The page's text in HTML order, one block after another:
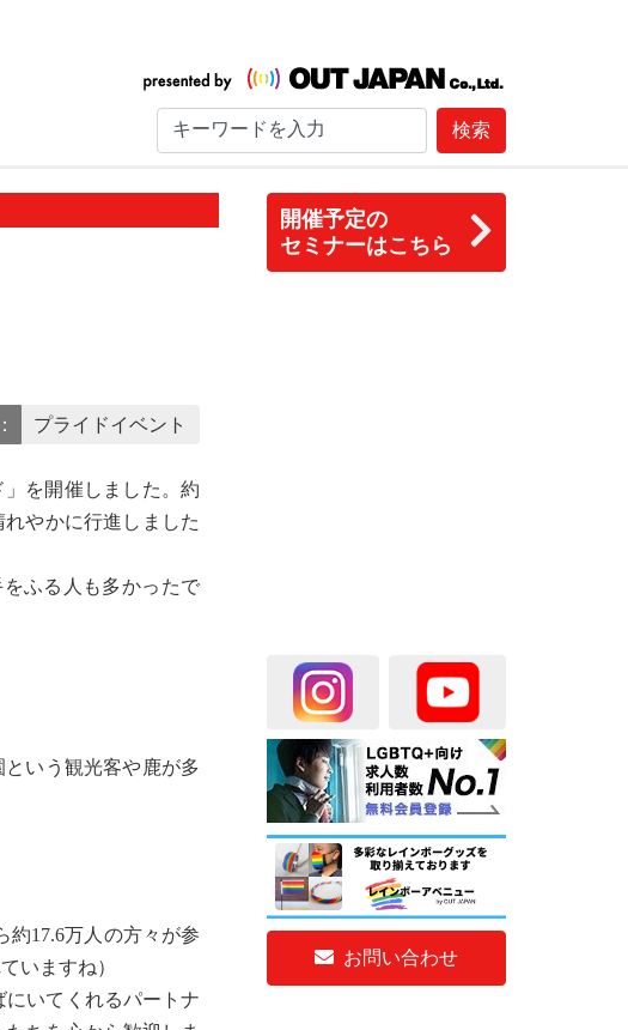
検索
開催予定の
セミナーはこちら
お問い合わせ
プライドイベント
」を開催しました。約
やかに行進しました
ふる人も多かったで
いう観光客や鹿が多
約17.6万人の方々が参
いますね）
いてくれるパートナ